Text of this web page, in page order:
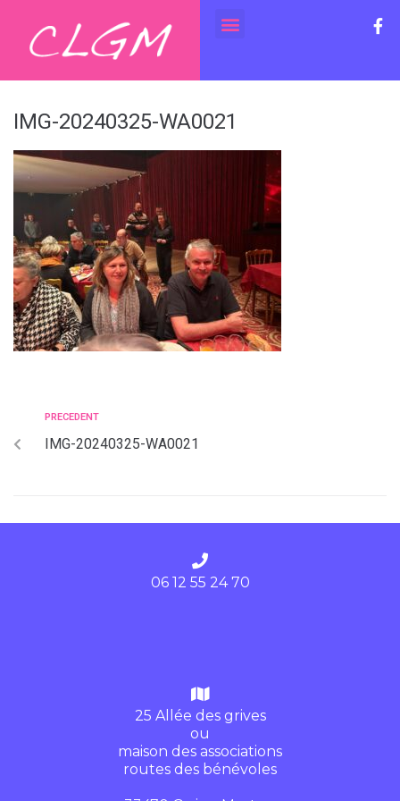
IMG-20240325-WA0021
PRECEDENT
IMG-20240325-WA0021
06 12 55 24 70
25 Allée des grives
ou
maison des associations
routes des bénévoles